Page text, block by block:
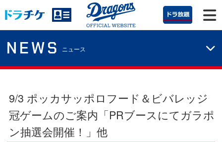
NEWS ニュース
9/3 ポッカサッポロフード＆ビバレッジ
冠ゲームのご案内「PRブースにてガラポ
ン抽選会開催！」他